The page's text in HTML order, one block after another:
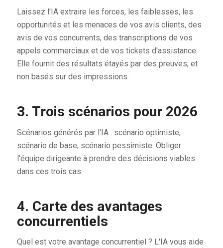
Laissez l'IA extraire les forces, les faiblesses, les
opportunités et les menaces de vos avis clients, des
avis de vos concurrents, des transcriptions de vos
appels commerciaux et de vos tickets d'assistance.
Elle fournit des résultats étayés par des preuves, et
non basés sur des impressions.
3. Trois scénarios pour 2026
Scénarios générés par l'IA : scénario optimiste,
scénario de base, scénario pessimiste. Obliger
l'équipe dirigeante à prendre des décisions viables
dans ces trois cas.
4. Carte des avantages
concurrentiels
Quel est votre avantage concurrentiel ? L'IA vous aide